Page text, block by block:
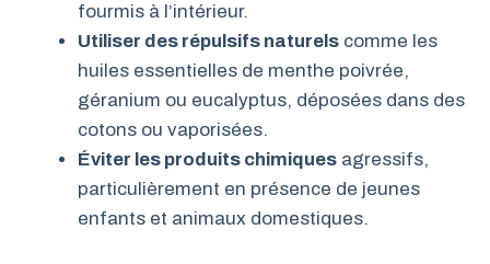
fourmis à l’intérieur.
Utiliser des répulsifs naturels comme les
huiles essentielles de menthe poivrée,
géranium ou eucalyptus, déposées dans des
cotons ou vaporisées.
Éviter les produits chimiques agressifs,
particulièrement en présence de jeunes
enfants et animaux domestiques.